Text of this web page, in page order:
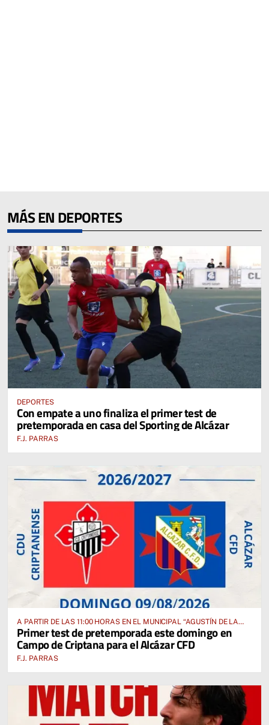
MÁS EN DEPORTES
DEPORTES
Con empate a uno finaliza el primer test de
pretemporada en casa del Sporting de Alcázar
F.J. PARRAS
A PARTIR DE LAS 11:00 HORAS EN EL MUNICIPAL “AGUSTÍN DE LA
FUENTE” ANTE EL CUD CRIPTANENSE
Primer test de pretemporada este domingo en
Campo de Criptana para el Alcázar CFD
F.J. PARRAS